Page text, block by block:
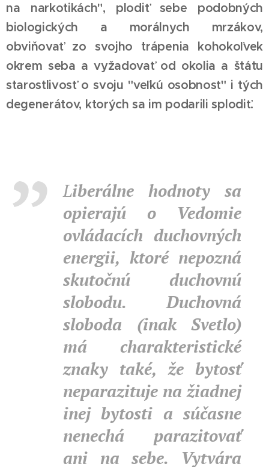
na narkotikách", plodiť sebe podobných
biologických a morálnych mrzákov,
obviňovať zo svojho trápenia kohokoľvek
okrem seba a vyžadovať od okolia a štátu
starostlivosť o svoju "veľkú osobnosť" i tých
degenerátov, ktorých sa im podarili splodiť.
Liberálne hodnoty sa
opierajú o Vedomie
ovládacích duchovných
energii, ktoré nepozná
skutočnú duchovnú
slobodu.
Duchovná
sloboda (inak Svetlo)
má charakteristické
znaky také, že bytosť
neparazituje na žiadnej
inej bytosti a súčasne
nenechá parazitovať
ani na sebe. Vytvára